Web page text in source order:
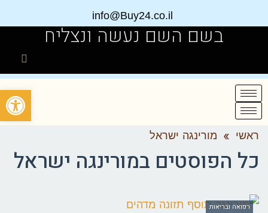
info@Buy24.co.il
בשם השם נעשה ונצליח
ראשי » מורינגה ישראל
כל הפוסטים במורינגה ישראל
רפואה ובריאות